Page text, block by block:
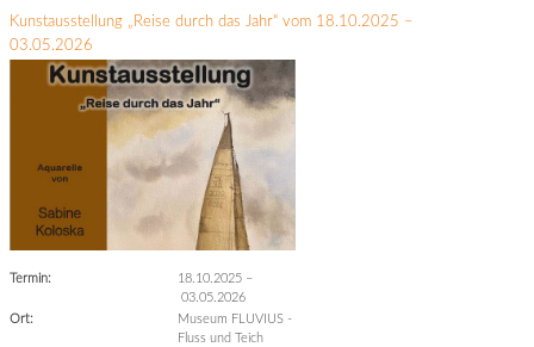
Kunstausstellung „Reise durch das Jahr“ vom 18.10.2025 –
03.05.2026
Termin: 18.10.2025 –
03.05.2026
Ort:
Museum FLUVIUS -
Fluss und Teich